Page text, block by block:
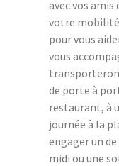
avec vos
votre
pour vous
vous
de porte à
restaurant, à
journée à la
engager un
midi ou une